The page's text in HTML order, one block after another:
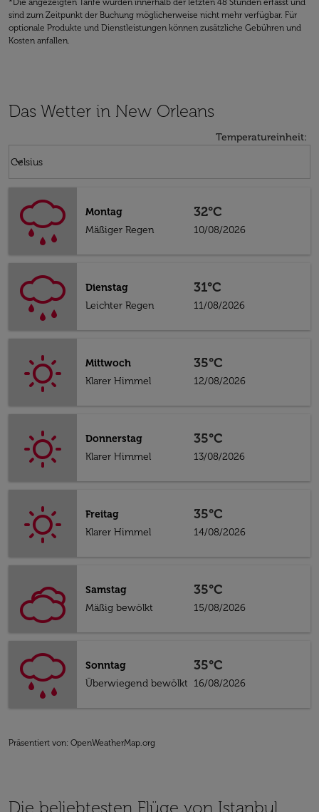
*Die angezeigten Tarife wurden innerhalb der letzten 48 Stunden erfasst und
sind zum Zeitpunkt der Buchung möglicherweise nicht mehr verfügbar. Für
optionale Produkte und Dienstleistungen können zusätzliche Gebühren und
Kosten anfallen.
Das Wetter in New Orleans
Temperatureinheit:
Celsius
keyboard_arrow_down
Montag
Mäßiger Regen
32°C
10/08/2026
Dienstag
Leichter Regen
31°C
11/08/2026
Mittwoch
Klarer Himmel
35°C
12/08/2026
Donnerstag
Klarer Himmel
35°C
13/08/2026
Freitag
Klarer Himmel
35°C
14/08/2026
Samstag
Mäßig bewölkt
35°C
15/08/2026
Sonntag
Überwiegend bewölkt
35°C
16/08/2026
Präsentiert von: OpenWeatherMap.org
Die beliebtesten Flüge von Istanbul